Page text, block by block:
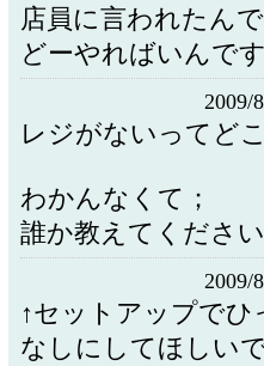
店員に言われたんで
どーやればいんで
2009/
レジがないってど
わかんなくて；
誰か教えてください
2009/
↑セットアップで
なしにしてほしい